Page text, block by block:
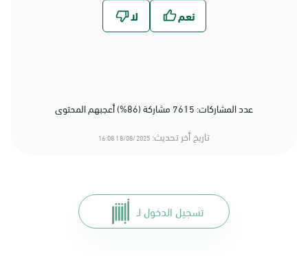
عدد المشاركات: 7615 مشاركة (86%) أعجبهم المحتوى
تاريخ أخر تحديث: 18/08/2025 16:08
تسجيل الدخول لـ